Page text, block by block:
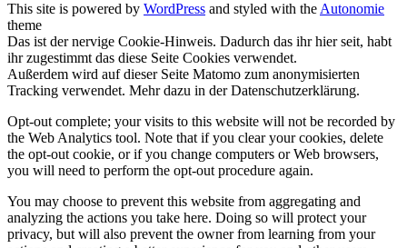
This site is powered by WordPress and styled with the Autonomie
theme
Das ist der nervige Cookie-Hinweis. Dadurch das ihr hier seit, habt
ihr zugestimmt das diese Seite Cookies verwendet.
Außerdem wird auf dieser Seite Matomo zum anonymisierten
Tracking verwendet. Mehr dazu in der Datenschutzerklärung.
Opt-out complete; your visits to this website will not be recorded by
the Web Analytics tool. Note that if you clear your cookies, delete
the opt-out cookie, or if you change computers or Web browsers,
you will need to perform the opt-out procedure again.
You may choose to prevent this website from aggregating and
analyzing the actions you take here. Doing so will protect your
privacy, but will also prevent the owner from learning from your